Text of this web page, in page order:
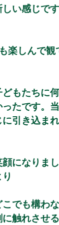
い感じで
楽しんで
もたちに
たです。
引き込ま
になりま
でも構わ
触れさせ